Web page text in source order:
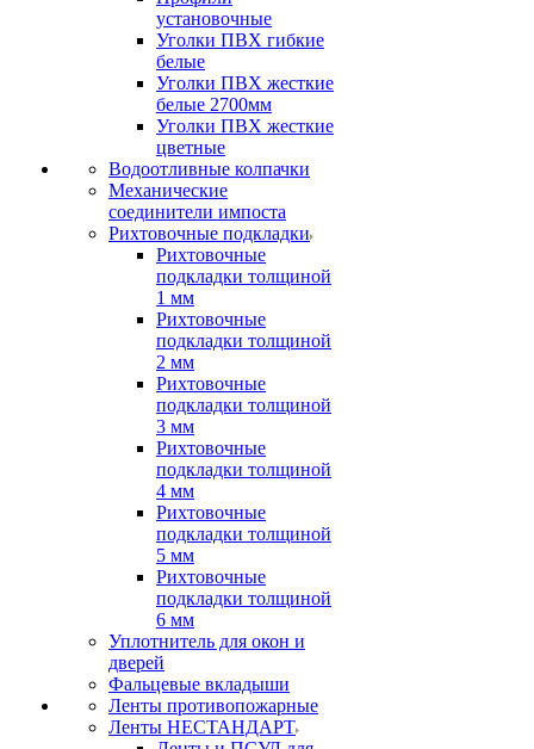
установочные
Уголки ПВХ гибкие
белые
Уголки ПВХ жесткие
белые 2700мм
Уголки ПВХ жесткие
цветные
Водоотливные колпачки
Механические
соединители импоста
Рихтовочные подкладки
Рихтовочные
подкладки толщиной
1 мм
Рихтовочные
подкладки толщиной
2 мм
Рихтовочные
подкладки толщиной
3 мм
Рихтовочные
подкладки толщиной
4 мм
Рихтовочные
подкладки толщиной
5 мм
Рихтовочные
подкладки толщиной
6 мм
Уплотнитель для окон и
дверей
Фальцевые вкладыши
Ленты противопожарные
Ленты НЕСТАНДАРТ